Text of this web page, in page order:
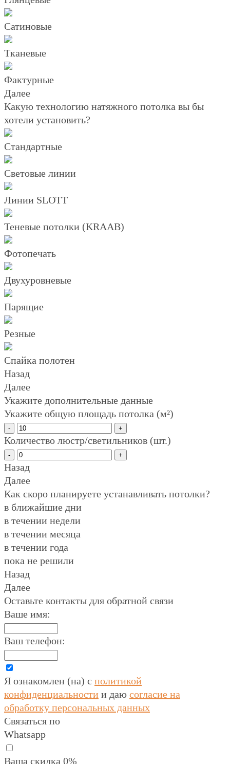
Сатиновые
Тканевые
Фактурные
Далее
Какую технологию натяжного потолка вы бы
хотели установить?
Стандартные
Световые линии
Линии SLOTT
Теневые потолки (KRAAB)
Фотопечать
Двухуровневые
Парящие
Резные
Спайка полотен
Назад
Далее
Укажите дополнительные данные
Укажите общую площадь потолка (м²)
- +
Количество люстр/светильников (шт.)
- +
Назад
Далее
Как скоро планируете устанавливать потолки?
в ближайшие дни
в течении недели
в течении месяца
в течении года
пока не решили
Назад
Далее
Оставьте контакты для обратной связи
Ваше имя:
Ваш телефон:
Я ознакомлен (на) с политикой
конфиденциальности и даю согласие на
обработку персональных данных
Связаться по
Whatsapp
Ваша скидка 0%